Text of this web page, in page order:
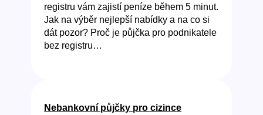
registru vám zajistí peníze během 5 minut.
Jak na výběr nejlepší nabídky a na co si
dát pozor? Proč je půjčka pro podnikatele
bez registru…
Nebankovní půjčky pro cizince